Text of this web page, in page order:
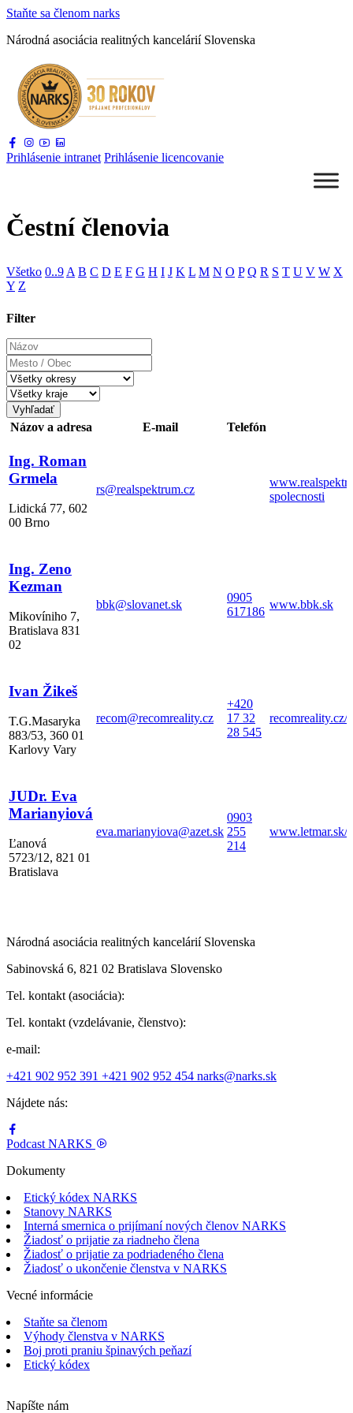
Staňte sa členom narks
Národná asociácia realitných kancelárií Slovenska
Prihlásenie intranet Prihlásenie licencovanie
Čestní členovia
Všetko 0..9 A B C D E F G H I J K L M N O P Q R S T U V W X
Y Z
Filter
Názov
Mesto
/
Obec
Vyhľadať
Názov a adresa E-mail Telefón
Ing. Roman
Grmela
Lidická 77, 602
00 Brno
rs@realspektrum.cz
spolecnosti
Ing. Zeno
Kezman
Mikovíniho 7,
Bratislava 831
02
bbk@slovanet.sk
0905
617186
www.bbk.sk
Ivan Žikeš
T.G.Masaryka
883/53, 360 01
Karlovy Vary
recom@recomreality.cz
+420
17 32
28 545
recomreality.cz/
JUDr. Eva
Marianyiová
Ľanová
5723/12, 821 01
Bratislava
eva.marianyiova@azet.sk
0903
255
214
www.letmar.sk/
Národná asociácia realitných kancelárií Slovenska
Sabinovská 6, 821 02 Bratislava Slovensko
Tel. kontakt (asociácia):
Tel. kontakt (vzdelávanie, členstvo):
e-mail:
+421 902 952 391 +421 902 952 454 narks@narks.sk
Nájdete nás:
Podcast NARKS
Dokumenty
Etický kódex NARKS
Stanovy NARKS
Interná smernica o prijímaní nových členov NARKS
Žiadosť o prijatie za riadneho člena
Žiadosť o prijatie za podriadeného člena
Žiadosť o ukončenie členstva v NARKS
Vecné informácie
Staňte sa členom
Výhody členstva v NARKS
Boj proti praniu špinavých peňazí
Etický kódex
Napíšte nám